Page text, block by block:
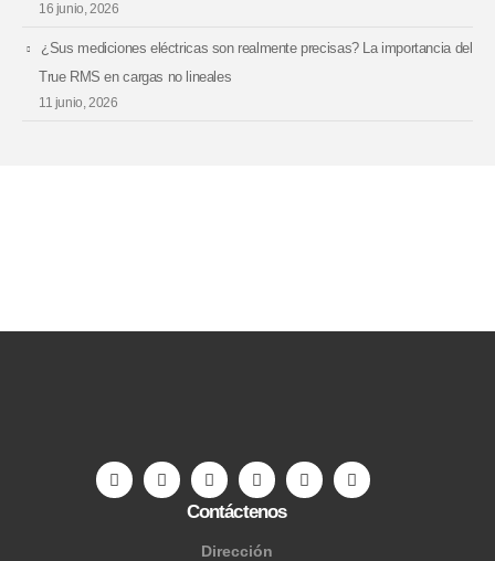
16 junio, 2026
¿Sus mediciones eléctricas son realmente precisas? La importancia del
True RMS en cargas no lineales
11 junio, 2026
Contáctenos
Dirección